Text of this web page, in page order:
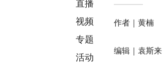
推荐
财经
项目推荐
安徽
视频
专题
活动
作者｜黄楠
编辑｜袁斯来